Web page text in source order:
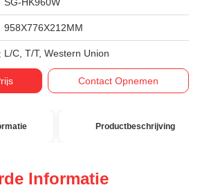
958X776X212MM
L/C, T/T, Western Union
Contact Opnemen
Productbeschrijving
Informatie